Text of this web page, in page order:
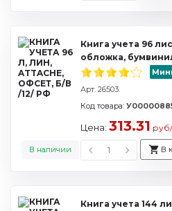
Книга учета 96
обложка,
Арт. 26503.
В наличии
Код товара:
Цена: 313.31
В
Книга учета 144